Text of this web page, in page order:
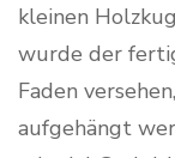
kleinen
wurde der
Faden
aufgehängt